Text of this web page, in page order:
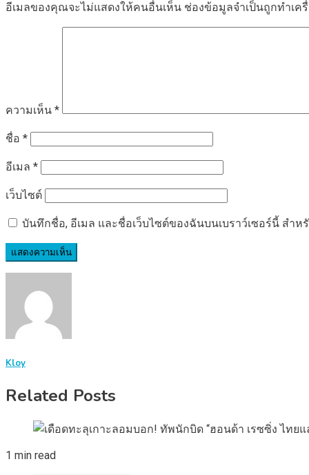
อีเมลของคุณจะไม่แสดงให้คนอื่นเห็น ช่องข้อมูลจำเป็นถูกทำเค
ความเห็น *
ชื่อ *
อีเมล *
เว็บไซต์
บันทึกชื่อ, อีเมล และชื่อเว็บไซต์ของฉันบนเบราว์เซอร์นี้ สำห
Kloy
Related Posts
1 min read